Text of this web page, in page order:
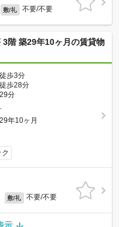
敷/礼 不要/不要
3階 築29年10ヶ月の賃貸物
歩3分
歩28分
分
29年10ヶ月
敷/礼 不要/不要